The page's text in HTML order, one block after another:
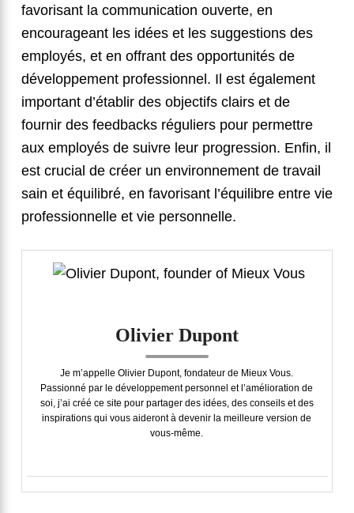
favorisant la communication ouverte, en
encourageant les idées et les suggestions des
employés, et en offrant des opportunités de
développement professionnel. Il est également
important d’établir des objectifs clairs et de
fournir des feedbacks réguliers pour permettre
aux employés de suivre leur progression. Enfin, il
est crucial de créer un environnement de travail
sain et équilibré, en favorisant l’équilibre entre vie
professionnelle et vie personnelle.
Olivier Dupont
Je m’appelle Olivier Dupont, fondateur de Mieux Vous.
Passionné par le développement personnel et l’amélioration de
soi, j’ai créé ce site pour partager des idées, des conseils et des
inspirations qui vous aideront à devenir la meilleure version de
vous-même.